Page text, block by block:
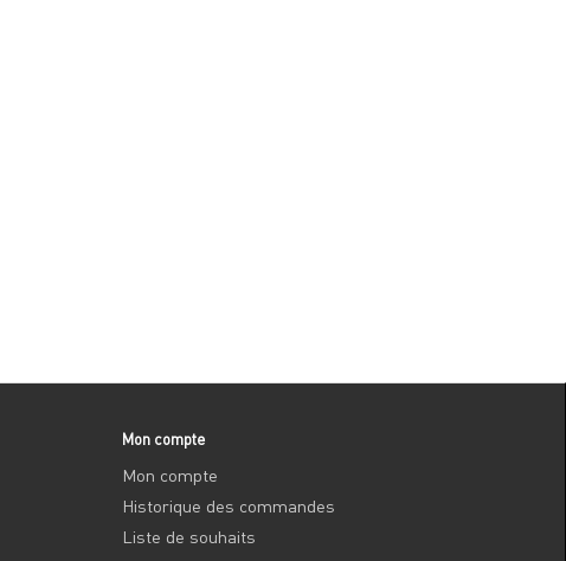
Mon compte
Mon compte
Historique des commandes
Liste de souhaits